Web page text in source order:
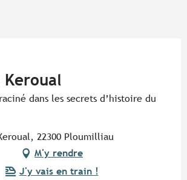
Keroual
dans les secrets d’histoire du
22300 Ploumilliau
M'y rendre
J'y vais en train !